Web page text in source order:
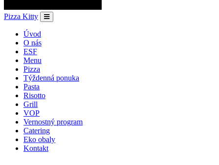
Pizza Kitty
Úvod
O nás
ESF
Menu
Pizza
Týždenná ponuka
Pasta
Risotto
Grill
VOP
Vernostný program
Catering
Eko obaly
Kontakt